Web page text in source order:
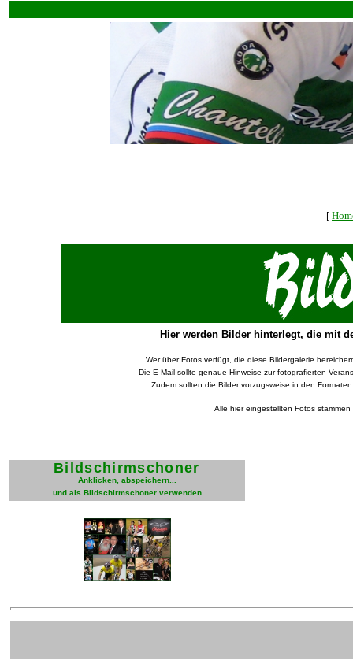
[
Hier werden Bilder hinterlegt, die mit
Wer über Fotos verfügt, die diese Bildergalerie
Die E-Mail sollte genaue Hinweise zur fotografierten
Zudem sollten die Bilder vorzugsweise in den Formaten
Alle hier eingestellten Fotos
Bildschirmschoner
Anklicken, abspeichern...
und als Bildschirmschoner verwenden